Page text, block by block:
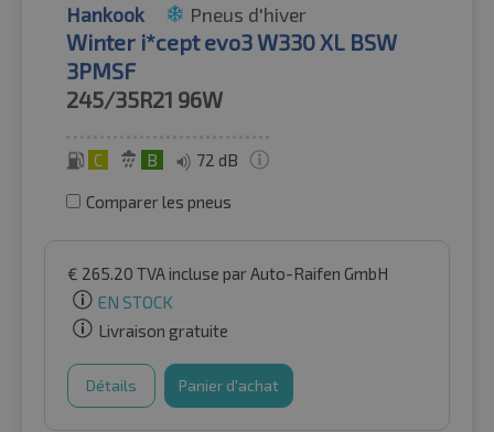
Hankook Pneus d'hiver
Winter i*cept evo3 W330 XL BSW
3PMSF
245/35R21 96W
C B 72 dB
Comparer les pneus
€ 265.20 TVA incluse par Auto-Raifen GmbH
EN STOCK
Livraison gratuite
Détails Panier d'achat